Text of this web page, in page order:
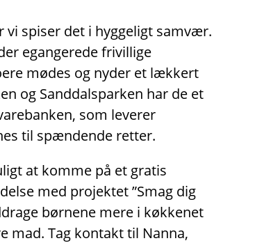
vi spiser det i hyggeligt samvær.
egangerede frivillige
mødes og nyder et lækkert
og Sanddalsparken har de et
som leverer
til spændende retter.
at komme på et gratis
med projektet ”Smag dig
børnene mere i køkkenet
mad. Tag kontakt til Nanna,